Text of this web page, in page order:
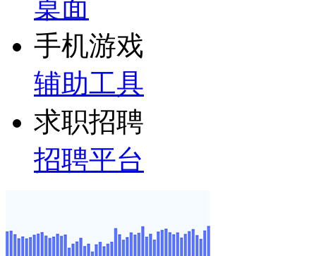
桌面
手机游戏
辅助工具
求职招聘
招聘平台